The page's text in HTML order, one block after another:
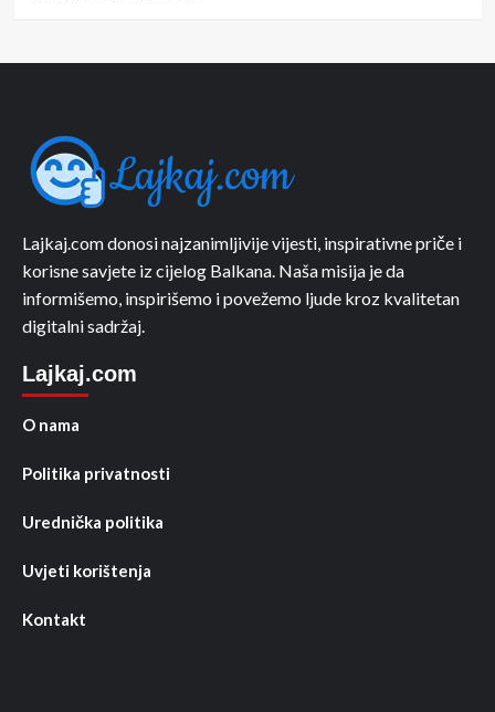
Lajkaj.com donosi najzanimljivije vijesti, inspirativne priče i
korisne savjete iz cijelog Balkana. Naša misija je da
informišemo, inspirišemo i povežemo ljude kroz kvalitetan
digitalni sadržaj.
Lajkaj.com
O nama
Politika privatnosti
Urednička politika
Uvjeti korištenja
Kontakt